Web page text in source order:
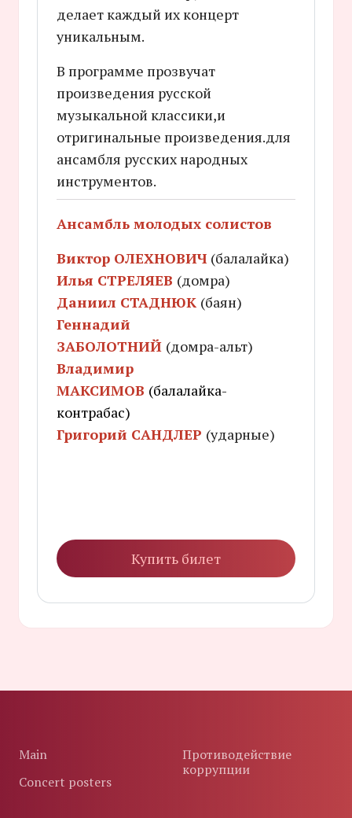
делает каждый их концерт
уникальным.
В программе прозвучат
произведения русской
музыкальной классики,и
отригинальные произведения.для
ансамбля русских народных
инструментов.
Ансамбль молодых солистов
Виктор ОЛЕХНОВИЧ (балалайка)
Илья СТРЕЛЯЕВ (домра)
Даниил СТАДНЮК (баян)
Геннадий
ЗАБОЛОТНИЙ (домра-альт)
Владимир
МАКСИМОВ (балалайка-
контрабас)
Григорий САНДЛЕР (ударные)
Купить билет
Main
Concert posters
Противодействие
коррупции